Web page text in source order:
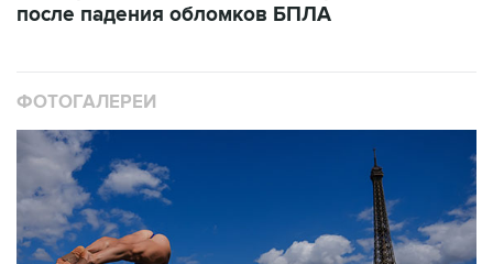
после падения обломков БПЛА
ФОТОГАЛЕРЕИ